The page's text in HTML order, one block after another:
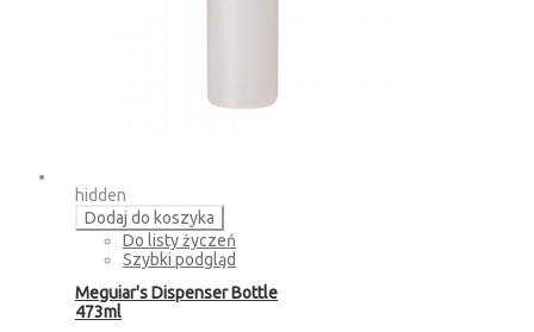
hidden
Dodaj do koszyka
Do listy życzeń
Szybki podgląd
Meguiar's Dispenser Bottle
473ml